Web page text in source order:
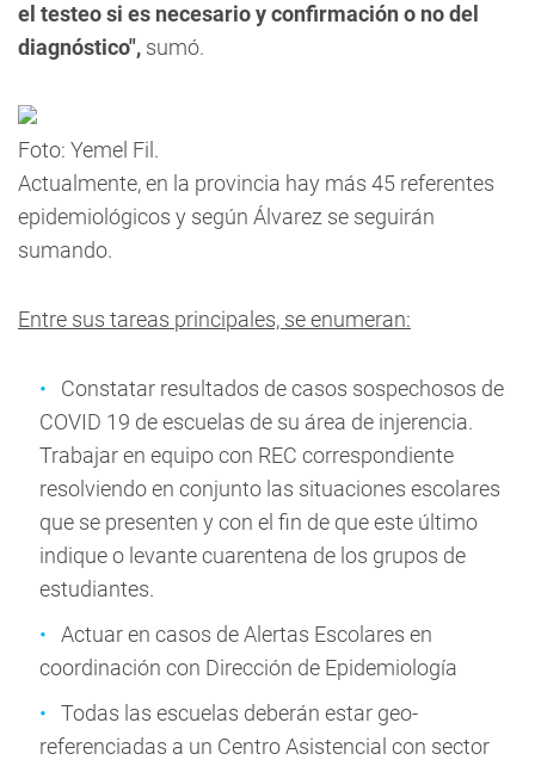
el testeo si es necesario y confirmación o no del
diagnóstico", sumó.
Foto: Yemel Fil.
Actualmente, en la provincia hay más 45 referentes
epidemiológicos y según Álvarez se seguirán
sumando.
Entre sus tareas principales, se enumeran:
Constatar resultados de casos sospechosos de
COVID 19 de escuelas de su área de injerencia.
Trabajar en equipo con REC correspondiente
resolviendo en conjunto las situaciones escolares
que se presenten y con el fin de que este último
indique o levante cuarentena de los grupos de
estudiantes.
Actuar en casos de Alertas Escolares en
coordinación con Dirección de Epidemiología
Todas las escuelas deberán estar geo-
referenciadas a un Centro Asistencial con sector